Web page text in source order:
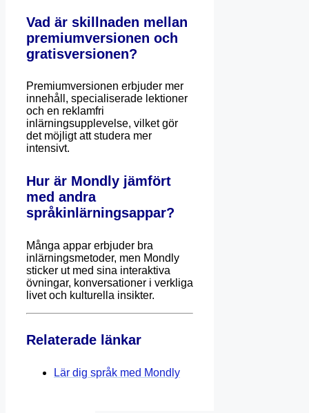
Vad är skillnaden mellan
premiumversionen och
gratisversionen?
Premiumversionen erbjuder mer
innehåll, specialiserade lektioner
och en reklamfri
inlärningsupplevelse, vilket gör
det möjligt att studera mer
intensivt.
Hur är Mondly jämfört
med andra
språkinlärningsappar?
Många appar erbjuder bra
inlärningsmetoder, men Mondly
sticker ut med sina interaktiva
övningar, konversationer i verkliga
livet och kulturella insikter.
Relaterade länkar
Lär dig språk med Mondly